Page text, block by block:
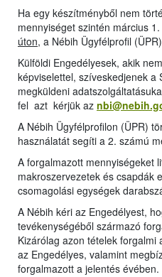
Ha egy készítményből nem
mennyiséget szintén március
úton, a Nébih Ügyfélprofil
Külföldi Engedélyesek, akik
képviselettel, szíveskedjenek a
megküldeni
fel azt kérjük az
A Nébih Ügyfélprofilon (ÜPR)
használatát segíti a 2. számú
A forgalmazott mennyiségeket
makroszervezetek és csapdák
csomagolási egységek
A Nébih kéri az Engedélyest,
tevékenységéből származó
Kizárólag azon tételek
az Engedélyes, valamint
forgalmazott a jelentés évében.